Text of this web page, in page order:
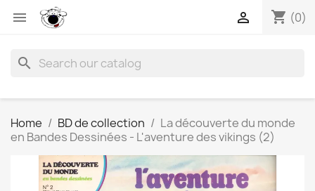
 shopping_cart (0)

search
Home BD de collection
La découverte du monde
en Bandes Dessinées - L'aventure des vikings (2)